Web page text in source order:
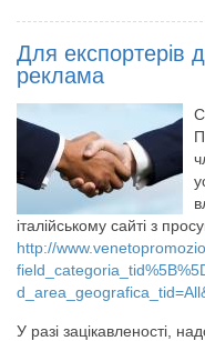
Для експортерів
реклама
італійському сайті з
http://
У разі зацікавленості,